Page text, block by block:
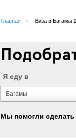
Главная » Виза в Багамы
Я еду в
Багамы
Мы помогли